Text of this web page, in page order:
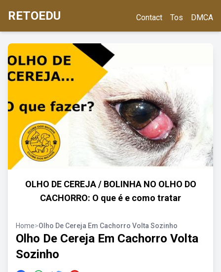
RETOEDU Contact Tos DMCA
OLHO DE CEREJA / BOLINHA NO OLHO DO
CACHORRO: O que é e como tratar
Home>Olho De Cereja Em Cachorro Volta Sozinho
Olho De Cereja Em Cachorro Volta
Sozinho